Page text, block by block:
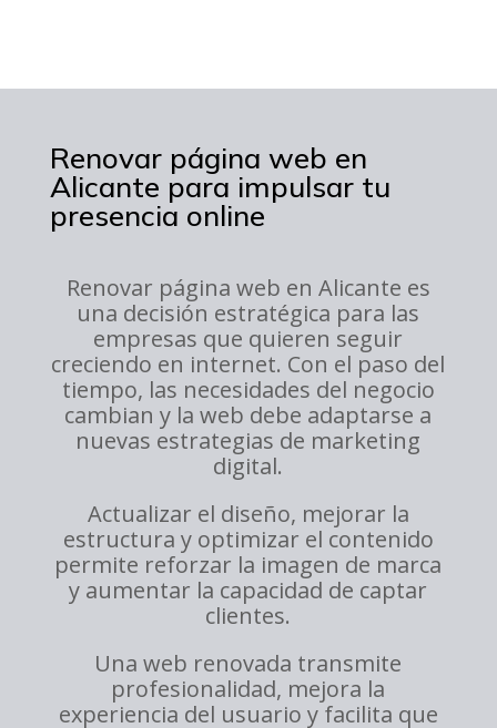
Renovar página web en
Alicante para impulsar tu
presencia online
Renovar página web en Alicante es
una decisión estratégica para las
empresas que quieren seguir
creciendo en internet. Con el paso del
tiempo, las necesidades del negocio
cambian y la web debe adaptarse a
nuevas estrategias de marketing
digital.
Actualizar el diseño, mejorar la
estructura y optimizar el contenido
permite reforzar la imagen de marca
y aumentar la capacidad de captar
clientes.
Una web renovada transmite
profesionalidad, mejora la
experiencia del usuario y facilita que